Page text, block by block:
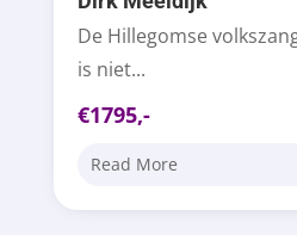
De Hillegomse
is niet...
€1795,-
Read More